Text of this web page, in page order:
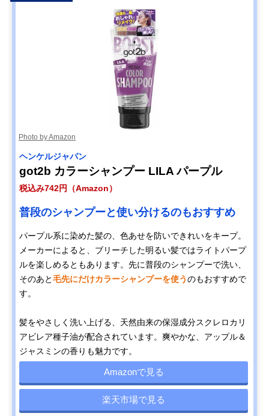
Photo by Amazon
ヘンケルジャパン
got2b カラーシャンプー LILA パープル
税込み742円（Amazon）
普段のシャンプーと使い分けるのもおすすめ
パープル系に染めた髪の、色あせを防いできれいをキープ。
メーカーによると、ブリーチした明るい髪ではライトパープ
ルを楽しめるともあります。先に普段のシャンプーで洗い、
そのあと毛先にだけカラーシャンプーを使うのもおすすめで
す。
髪をやさしく洗い上げる、天然由来の保湿成分スクレロカリ
アビレア種子油が配合されています。爽やかな、アップル＆
ジャスミンの香りも魅力です。
Amazonで見る
楽天市場で見る